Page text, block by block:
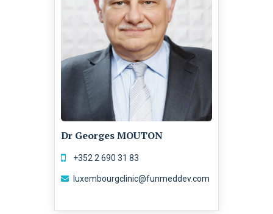
Dr Georges MOUTON
‭+352 2 690 31 83‬
luxembourgclinic@funmeddev.com